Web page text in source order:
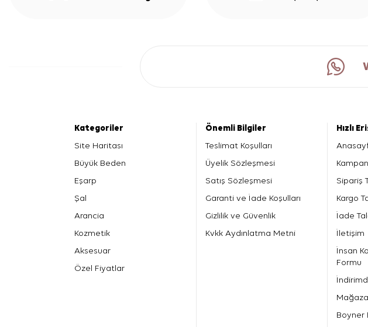
Kategoriler
Site Haritası
Büyük Beden
Eşarp
Şal
Arancia
Kozmetik
Aksesuar
Özel Fiyatlar
Önemli Bilgiler
Teslimat Koşulları
Üyelik Sözleşmesi
Satış Sözleşmesi
Garanti ve İade Koşulları
Gizlilik ve Güvenlik
Kvkk Aydınlatma Metni
Hızlı
Sipariş
Kargo
İade
İletişim
İnsan
Formu
Boyner